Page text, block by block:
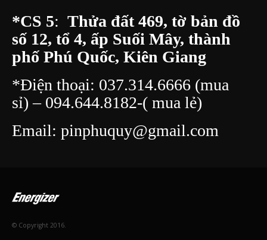
*CS 5 :Thửa đất 469, tờ bản đồ
số 12, tổ 4, ấp Suối Mây, thành
*Điện thoại:037.314.6666(mua